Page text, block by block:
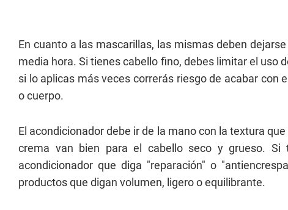
En cuanto a las mascarillas, las mismas deben
media hora. Si tienes cabello fino, debes limitar el uso
si lo aplicas más veces correrás riesgo de acabar con
o cuerpo.
El acondicionador debe ir de la mano con la textura
crema van bien para el cabello seco y grueso.
acondicionador que diga "reparación" o
productos que digan volumen, ligero o equilibrante.